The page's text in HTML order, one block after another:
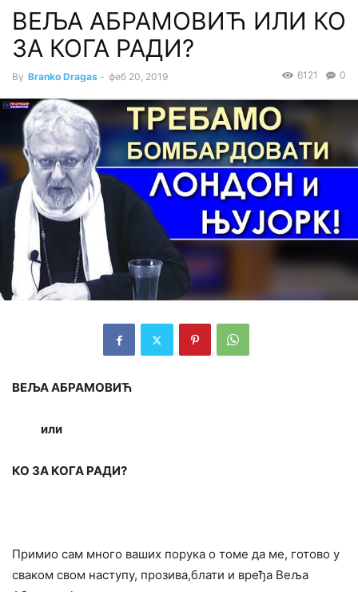
ВЕЉА АБРАМОВИЋ ИЛИ КО
ЗА КОГА РАДИ?
By Branko Dragas - феб 20, 2019 0
6121
ВЕЉА АБРАМОВИЋ
или
КО ЗА КОГА РАДИ?
Примио сам много ваших порука о томе да ме, готово у
сваком свом наступу, прозива,блати и вређа Веља